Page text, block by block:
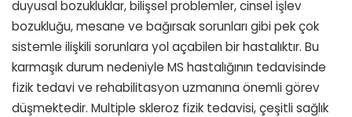
duyusal bozukluklar, bilişsel problemler, cinsel işlev
bozukluğu, mesane ve bağırsak sorunları gibi pek çok
sistemle ilişkili sorunlara yol açabilen bir hastalıktır. Bu
karmaşık durum nedeniyle MS hastalığının tedavisinde
fizik tedavi ve rehabilitasyon uzmanına önemli görev
düşmektedir. Multiple skleroz fizik tedavisi, çeşitli sağlık